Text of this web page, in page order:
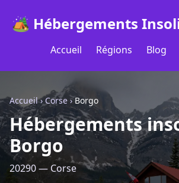
🏕️ Hébergements
Accueil Régions Blog
Accueil›Corse ›Borgo
Hébergements
Borgo
20290 — Corse